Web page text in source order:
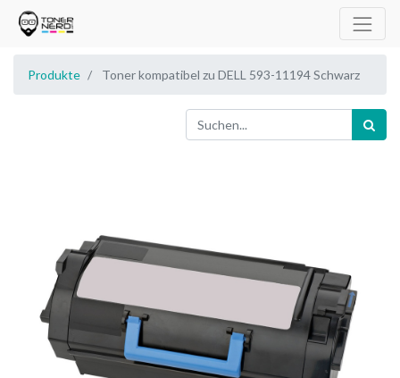
Produkte Toner kompatibel zu DELL 593-11194 Schwarz